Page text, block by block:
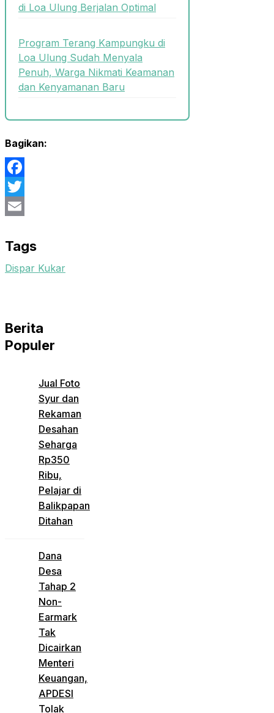
di Loa Ulung Berjalan Optimal
Program Terang Kampungku di
Loa Ulung Sudah Menyala
Penuh, Warga Nikmati Keamanan
dan Kenyamanan Baru
Bagikan:
Facebook
Twitter
Tags
Dispar Kukar
Berita
Populer
Jual Foto
Syur dan
Rekaman
Desahan
Seharga
Rp350
Ribu,
Pelajar di
Balikpapan
Ditahan
Dana
Desa
Tahap 2
Non-
Earmark
Tak
Dicairkan
Menteri
Keuangan,
APDESI
Tolak